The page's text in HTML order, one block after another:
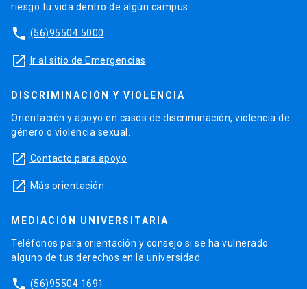
riesgo tu vida dentro de algún campus.
phone (56)95504 5000
launch Ir al sitio de Emergencias
DISCRIMINACIÓN Y VIOLENCIA
Orientación y apoyo en casos de discriminación, violencia de
género o violencia sexual.
launch Contacto para apoyo
launch Más orientación
MEDIACIÓN UNIVERSITARIA
Teléfonos para orientación y consejo si se ha vulnerado
alguno de tus derechos en la universidad.
phone (56)95504 1691